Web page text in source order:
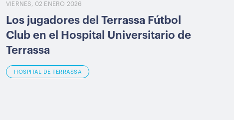
VIERNES, 02 ENERO 2026
Los jugadores del Terrassa Fútbol
Club en el Hospital Universitario de
Terrassa
HOSPITAL DE TERRASSA